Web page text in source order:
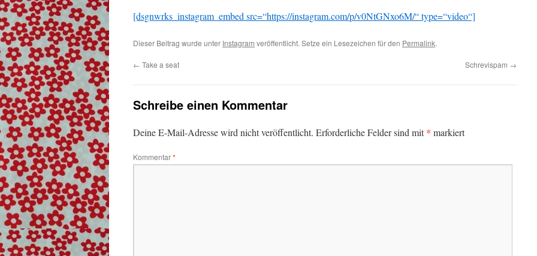
[dsgnwrks_instagram_embed src=“https://instagram.com/p/v0NtGNxo6M/“ type=“video“]
Dieser Beitrag wurde unter Instagram veröffentlicht. Setze ein Lesezeichen für den Permalink.
← Take a seat Schrevispam →
Schreibe einen Kommentar
Deine E-Mail-Adresse wird nicht veröffentlicht. Erforderliche Felder sind mit* markiert
Kommentar*